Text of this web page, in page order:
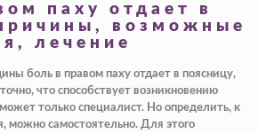
паху отдает в
возможные
лечение
боль в правом паху отдает в поясницу,
что способствует возникновению
только специалист. Но определить, к
можно самостоятельно. Для этого